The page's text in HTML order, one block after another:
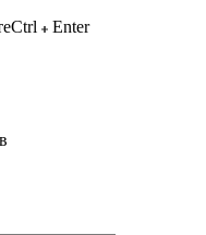
Ctrl
Enter